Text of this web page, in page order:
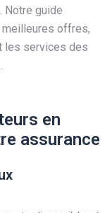
Notre guide
meilleures offres,
les services des
en
assurance